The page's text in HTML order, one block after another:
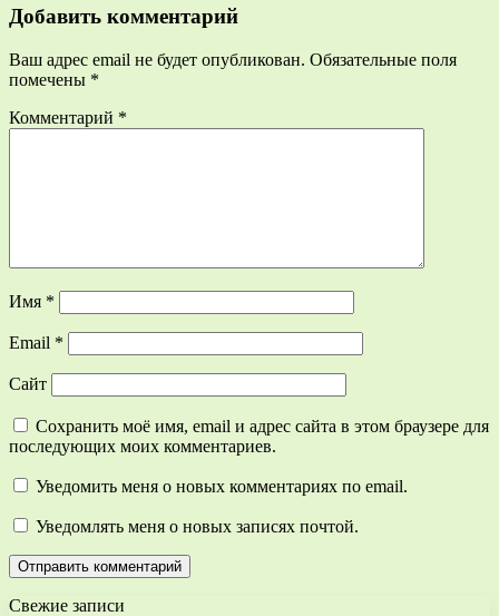
Добавить комментарий
Ваш адрес email не будет опубликован. Обязательные поля
помечены *
Комментарий *
Имя *
Email *
Сайт
Сохранить моё имя, email и адрес сайта в этом браузере для
последующих моих комментариев.
Уведомить меня о новых комментариях по email.
Уведомлять меня о новых записях почтой.
Свежие записи